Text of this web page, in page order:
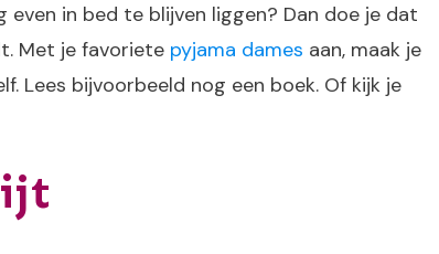
in bed te blijven liggen? Dan doe je dat
Met je favoriete pyjama dames aan, maak je
Lees bijvoorbeeld nog een boek. Of kijk je